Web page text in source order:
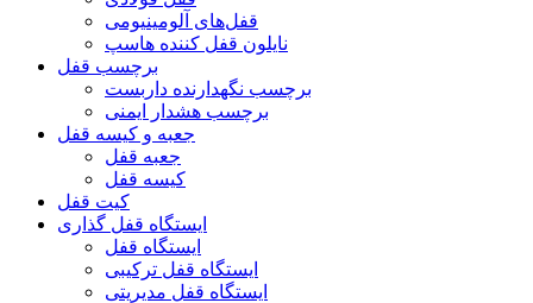
قفل‌های آلومینیومی
نایلون قفل کننده هاسپ
برچسب قفل
برچسب نگهدارنده داربست
برچسب هشدار ایمنی
جعبه و کیسه قفل
جعبه قفل
کیسه قفل
کیت قفل
ایستگاه قفل گذاری
ایستگاه قفل
ایستگاه قفل ترکیبی
ایستگاه قفل مدیریتی